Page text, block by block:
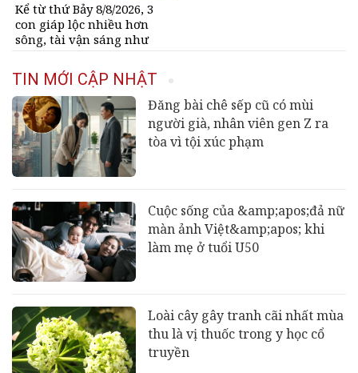
Kể từ thứ Bảy 8/8/2026, 3
con giáp lộc nhiều hơn
sông, tài vận sáng như
khổ
TIN MỚI CẬP NHẬT
Đăng bài chê sếp cũ có mùi
người già, nhân viên gen Z ra
tòa vì tội xúc phạm
Cuộc sống của &amp;apos;đả nữ
màn ảnh Việt&amp;apos; khi
làm mẹ ở tuổi U50
Loài cây gây tranh cãi nhất mùa
thu là vị thuốc trong y học cổ
truyền